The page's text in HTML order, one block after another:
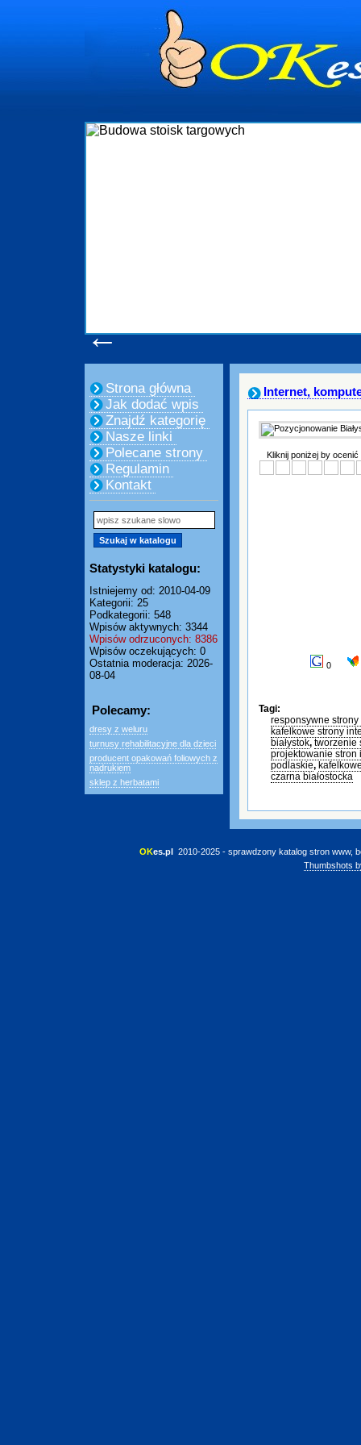
←
Strona główna
Jak dodać wpis
Znajdź kategorię
Nasze linki
Polecane strony
Regulamin
Kontakt
Statystyki katalogu:
Istniejemy od: 2010-04-09
Kategorii: 25
Podkategorii: 548
Wpisów aktywnych: 3344
Wpisów odrzuconych: 8386
Wpisów oczekujących: 0
Ostatnia moderacja: 2026-
08-04
Polecamy:
dresy z weluru
turnusy rehabilitacyjne dla dzieci
producent opakowań foliowych z
nadrukiem
sklep z herbatami
Internet,
Kliknij poniżej by ocenić
0
Tagi:
responsywne
kafelkowe strony
białystok, tworzenie
projektowanie stron
podlaskie,
czarna białostocka
OKes.pl 2010-2025 - sprawdzony katalog stron www,
Thumbshots